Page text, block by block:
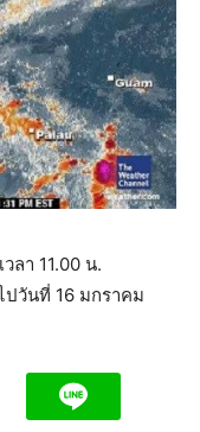
ลา 11.00 น.
วันที่ 16 มกราคม